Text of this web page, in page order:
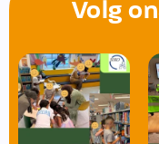
Volg